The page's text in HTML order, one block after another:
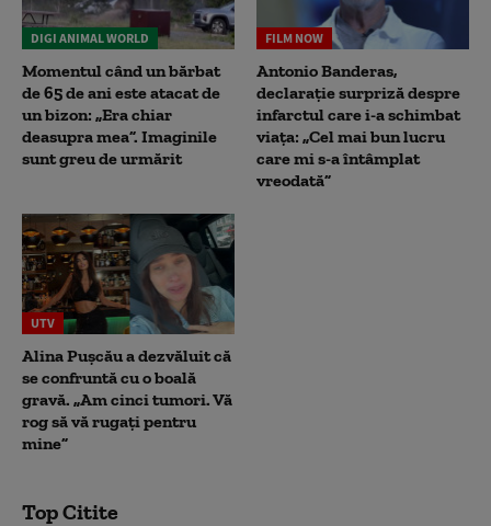
DIGI ANIMAL WORLD
Momentul când un bărbat
de 65 de ani este atacat de
un bizon: „Era chiar
deasupra mea”. Imaginile
sunt greu de urmărit
FILM NOW
Antonio Banderas,
declarație surpriză despre
infarctul care i-a schimbat
viața: „Cel mai bun lucru
care mi s-a întâmplat
vreodată”
UTV
Alina Pușcău a dezvăluit că
se confruntă cu o boală
gravă. „Am cinci tumori. Vă
rog să vă rugați pentru
mine”
Top Citite